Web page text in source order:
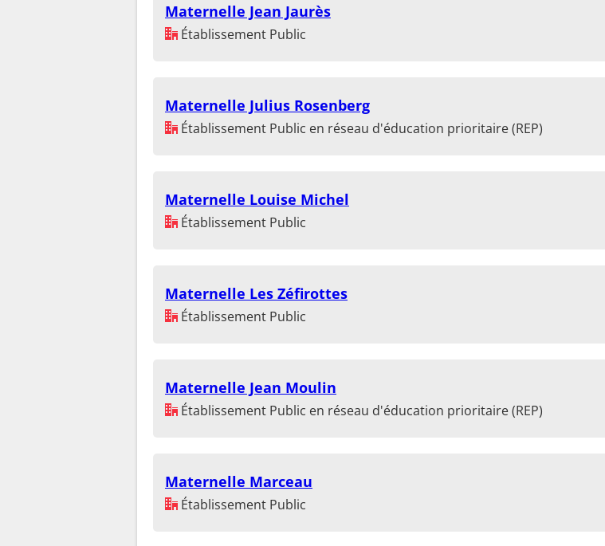
Maternelle Jean Jaurès
Établissement Public
Maternelle Julius Rosenberg
Établissement Public en réseau d'éducation prioritaire (REP)
Maternelle Louise Michel
Établissement Public
Maternelle Les Zéfirottes
Établissement Public
Maternelle Jean Moulin
Établissement Public en réseau d'éducation prioritaire (REP)
Maternelle Marceau
Établissement Public